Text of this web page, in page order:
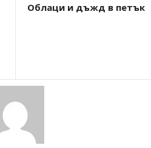
Облаци и дъжд в петък